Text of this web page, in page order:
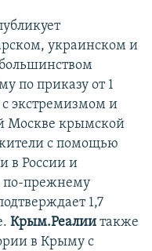
украинском и
по приказу от 1
с экстремизмом и
Москве крымской
с помощью
в России и
по-прежнему
1,7
Крым.Реалии также
в Крыму с